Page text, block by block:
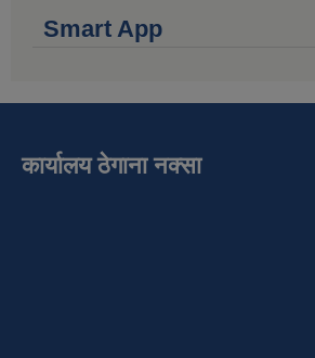
Smart App
कार्यालय ठेगाना नक्सा